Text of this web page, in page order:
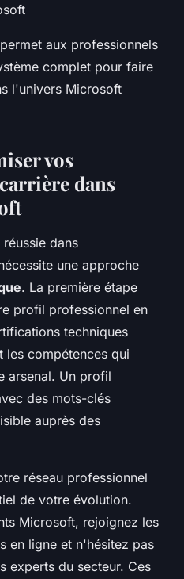
aux professionnels
complet pour faire
l'univers Microsoft
vos
dans
dans
une approche
. La première étape
profil professionnel en
techniques
les compétences qui
arsenal. Un profil
des mots-clés
auprès des
réseau professionnel
de votre évolution.
Microsoft, rejoignez les
en ligne et n'hésitez pas
experts du secteur. Ces